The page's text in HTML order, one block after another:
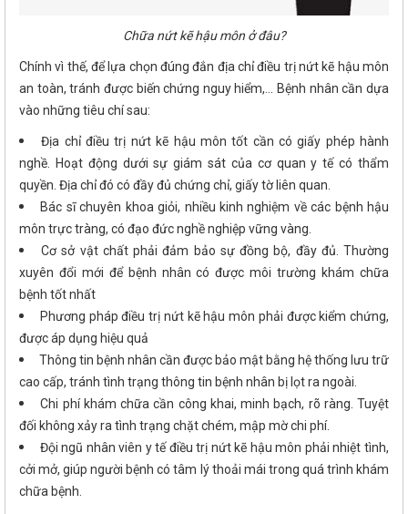
Chữa nứt kẽ hậu môn ở đâu?
Chính vì thế, để lựa chọn đúng đắn địa chỉ điều trị nứt kẽ hậu môn
an toàn, tránh được biến chứng nguy hiểm,... Bệnh nhân cần dựa
vào những tiêu chí sau:
Địa chỉ điều trị nứt kẽ hậu môn tốt cần có giấy phép hành
nghề. Hoạt động dưới sự giám sát của cơ quan y tế có thẩm
quyền. Địa chỉ đó có đầy đủ chứng chỉ, giấy tờ liên quan.
Bác sĩ chuyên khoa giỏi, nhiều kinh nghiệm về các bệnh hậu
môn trực tràng, có đạo đức nghề nghiệp vững vàng.
Cơ sở vật chất phải đảm bảo sự đồng bộ, đầy đủ. Thường
xuyên đổi mới để bệnh nhân có được môi trường khám chữa
bệnh tốt nhất
Phương pháp điều trị nứt kẽ hậu môn phải được kiểm chứng,
được áp dụng hiệu quả
Thông tin bệnh nhân cần được bảo mật bằng hệ thống lưu trữ
cao cấp, tránh tình trạng thông tin bệnh nhân bị lọt ra ngoài.
Chi phí khám chữa cần công khai, minh bạch, rõ ràng. Tuyệt
đối không xảy ra tình trạng chặt chém, mập mờ chi phí.
Đội ngũ nhân viên y tế điều trị nứt kẽ hậu môn phải nhiệt tình,
cởi mở, giúp người bệnh có tâm lý thoải mái trong quá trình khám
chữa bệnh.